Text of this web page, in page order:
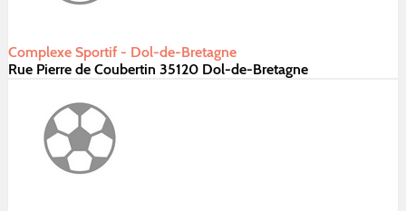
Complexe Sportif - Dol-de-Bretagne
Rue Pierre de Coubertin 35120 Dol-de-Bretagne